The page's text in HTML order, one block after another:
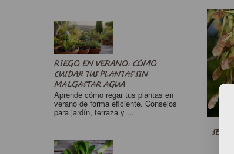
Jardines ecológicos
Jardines silvestres
Jardines urbanos
Litoral
Macetas & jardineras
Macizo
Madera
Medicinal
Paisajísmo
RIEGO EN VERANO: CÓMO
CUIDAR TUS PLANTAS SIN
MALGASTAR AGUA
Aprende cómo regar tus plantas en
verano de forma eficiente. Consejos
para jardín, terraza y ...